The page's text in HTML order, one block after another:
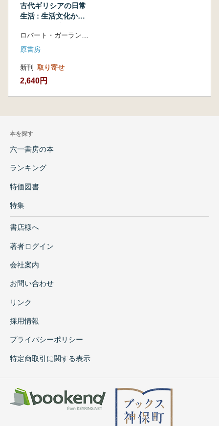
古代ギリシアの日常
生活 : 生活文化から
事、軍事治安まで
原書房
新刊 取り寄せ
2,640円
本を探す
六一書房の本
ランキング
特価図書
特集
書店様へ
著者ログイン
会社案内
お問い合わせ
リンク
採用情報
プライバシーポリシー
特定商取引に関する表示